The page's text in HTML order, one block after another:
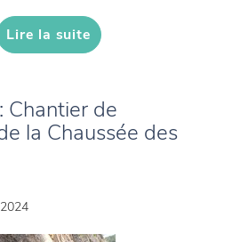
Lire la suite
Chantier de
la Chaussée des